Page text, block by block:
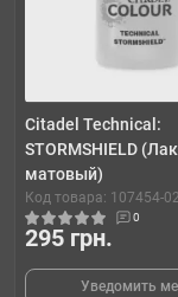
Citadel Technical:
STORMSHIELD (Лак
матовый)
Код товара: 107454-02
0
295 грн.
Уведомить